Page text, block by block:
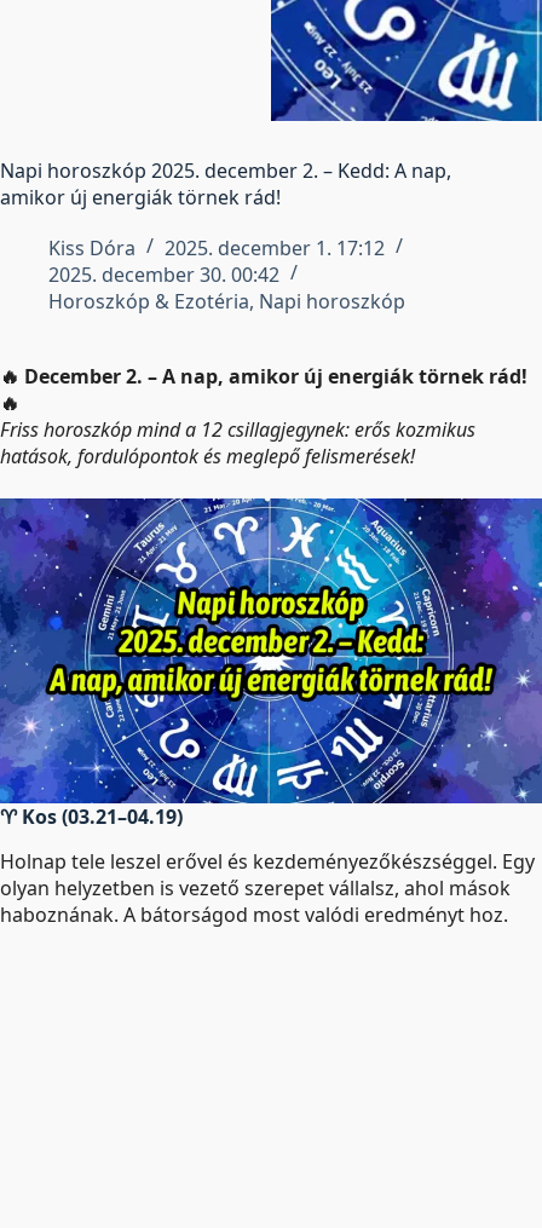
Napi horoszkóp 2025. december 2. – Kedd: A nap,
amikor új energiák törnek rád!
Kiss Dóra
2025. december 1. 17:12
2025. december 30. 00:42
Horoszkóp & Ezotéria, Napi horoszkóp
🔥 December 2. – A nap, amikor új energiák törnek rád!
🔥
Friss horoszkóp mind a 12 csillagjegynek: erős kozmikus
hatások, fordulópontok és meglepő felismerések!
♈ Kos (03.21–04.19)
Holnap tele leszel erővel és kezdeményezőkészséggel. Egy
olyan helyzetben is vezető szerepet vállalsz, ahol mások
haboznának. A bátorságod most valódi eredményt hoz.